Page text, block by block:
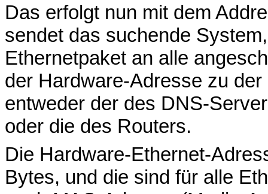
Das erfolgt nun mit dem
sendet das suchende
Ethernetpaket an alle
der Hardware-Adresse zu
entweder der des DNS-
oder die des Routers.
Die Hardware-Ethernet-
Bytes, und die sind für alle